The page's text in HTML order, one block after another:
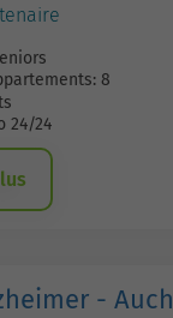
8
24/24
- Auch